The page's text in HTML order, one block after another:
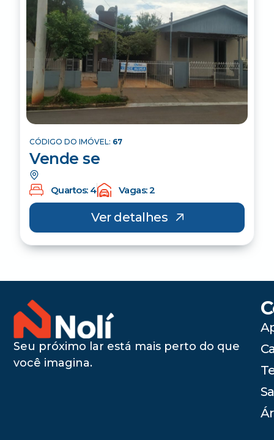
CÓDIGO DO IMÓVEL: 67
Vende se
Quartos: 4 Vagas: 2
Ver detalhes
Seu próximo lar está mais perto do que
você imagina.